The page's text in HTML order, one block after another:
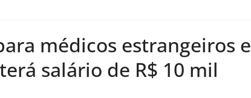
médicos estrangeiros e
salário de R$ 10 mil